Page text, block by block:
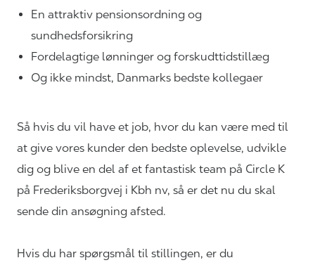
En attraktiv pensionsordning og
sundhedsforsikring
Fordelagtige lønninger og forskudttidstillæg
Og ikke mindst, Danmarks bedste kollegaer
Så hvis du vil have et job, hvor du kan være med til
at give vores kunder den bedste oplevelse, udvikle
dig og blive en del af et fantastisk team på Circle K
på Frederiksborgvej i Kbh nv, så er det nu du skal
sende din ansøgning afsted.
Hvis du har spørgsmål til stillingen, er du